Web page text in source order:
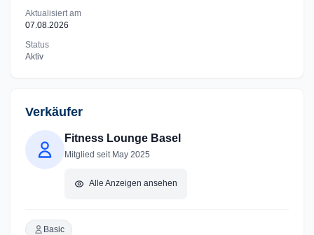
Aktualisiert am
07.08.2026
Status
Aktiv
Verkäufer
Fitness Lounge Basel
Mitglied seit May 2025
Alle Anzeigen ansehen
Basic